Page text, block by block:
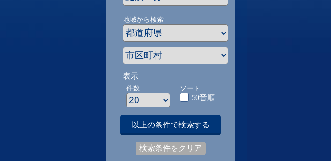
地域から検索
表示
件数 ソート
50音順
以上の条件で検索する
検索条件をクリア